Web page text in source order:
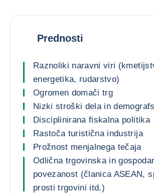
Prednosti
Raznoliki naravni viri
energetika, rudarstvo)
Ogromen domači trg
Nizki stroški dela in
Disciplinirana fiskalna politika
Rastoča turistična industrija
Prožnost menjalnega tečaja
Odlična trgovinska in
povezanost (članica ASEAN,
prosti trgovini itd.)